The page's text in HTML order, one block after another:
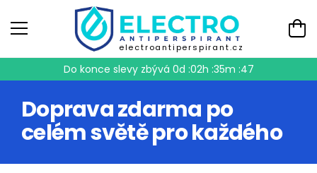
electroantiperspirant.cz
Do konce slevy zbývá 0d :02h :35m :46
Doprava zdarma po
celém světě pro každého